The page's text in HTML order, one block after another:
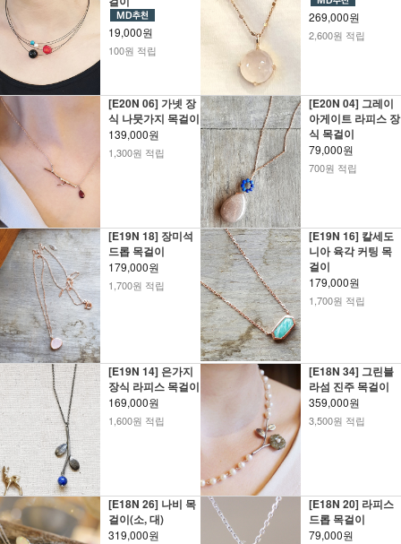
19,000원
100원 적립
269,000원
2,600원 적립
[E20N 06] 가넷 장
식 나뭇가지 목걸이
139,000원
1,300원 적립
[E20N 04] 그레이
아게이트 라피스 장
식 목걸이
79,000원
700원 적립
[E19N 18] 장미석
드롭 목걸이
179,000원
1,700원 적립
[E19N 16] 칼세도
니아 육각 커팅 목
걸이
179,000원
1,700원 적립
[E19N 14] 은가지
장식 라피스 목걸이
169,000원
1,600원 적립
[E18N 34] 그린블
라섬 진주 목걸이
359,000원
3,500원 적립
[E18N 26] 나비 목
걸이(소, 대)
319,000원
[E18N 20] 라피스
드롭 목걸이
79,000원